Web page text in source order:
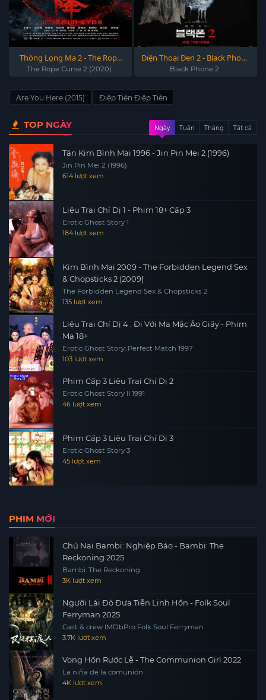
Thòng Lọng Ma 2 - The Rope
Curse 2 (2020)
The Rope Curse 2 (2020)
Điện Thoại Đen 2 - Black Phone
2 2025
Black Phone 2
Are You Here (2015) Điệp Tiên Điệp Tiên
TOP NGÀY Ngày Tuần Tháng Tất cả
Tân Kim Bình Mai 1996 - Jin Pin Mei 2 (1996)
Jin Pin Mei 2 (1996)
614 lượt xem
Liêu Trai Chí Dị 1 - Phim 18+ Cấp 3
Erotic Ghost Story 1
184 lượt xem
Kim Bình Mai 2009 - The Forbidden Legend Sex
& Chopsticks 2 (2009)
The Forbidden Legend Sex & Chopsticks 2
135 lượt xem
Liêu Trai Chí Dị 4 : Đi Với Ma Mặc Áo Giấy - Phim
Ma 18+
Erotic Ghost Story: Perfect Match 1997
103 lượt xem
Phim Cấp 3 Liêu Trai Chí Dị 2
Erotic Ghost Story II 1991
46 lượt xem
Phim Cấp 3 Liêu Trai Chí Dị 3
Erotic Ghost Story 3
45 lượt xem
PHIM MỚI
Chú Nai Bambi: Nghiệp Báo - Bambi: The
Reckoning 2025
Bambi: The Reckoning
3K lượt xem
Người Lái Đò Đưa Tiễn Linh Hồn - Folk Soul
Ferryman 2025
Cast & crew IMDbPro Folk Soul Ferryman
3.7K lượt xem
Vong Hồn Rước Lễ - The Communion Girl 2022
La niña de la comunión
4K lượt xem